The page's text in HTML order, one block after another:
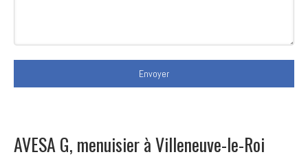
Envoyer
AVESA G, menuisier à Villeneuve-le-Roi